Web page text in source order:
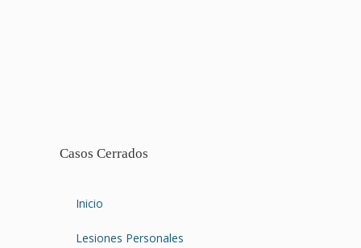
Casos Cerrados
Inicio
Lesiones Personales